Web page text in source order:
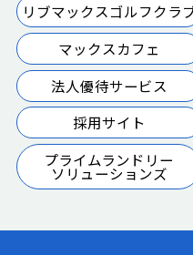
リブマックスゴルフクラ
マックスカフェ
法人優待サービス
採用サイト
プライムランドリー
ソリューションズ